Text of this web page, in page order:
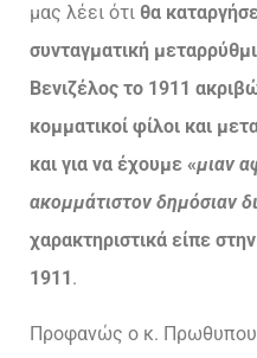
μας λέει ότι θα
συνταγματική
Βενιζέλος το 1911
κομματικοί φίλοι και
και για να έχουμε «μιαν
ακομμάτιστον δημόσιαν
χαρακτηριστικά είπε
1911.
Προφανώς ο κ.